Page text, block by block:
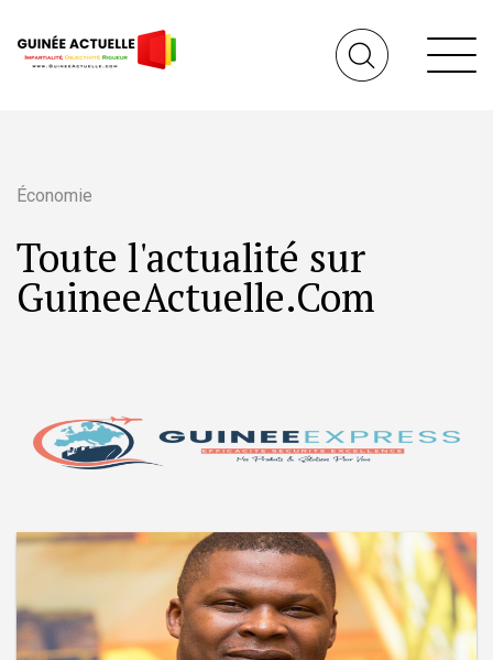
Économie
Toute l'actualité sur
GuineeActuelle.Com